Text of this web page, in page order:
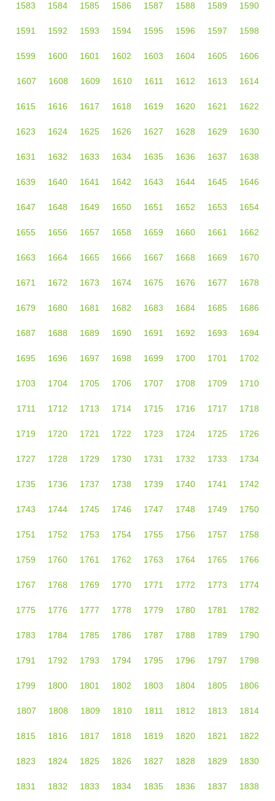
1583 1584 1585 1586 1587 1588 1589 1590
1591 1592 1593 1594 1595 1596 1597 1598
1599 1600 1601 1602 1603 1604 1605 1606
1607 1608 1609 1610 1611 1612 1613 1614
1615 1616 1617 1618 1619 1620 1621 1622
1623 1624 1625 1626 1627 1628 1629 1630
1631 1632 1633 1634 1635 1636 1637 1638
1639 1640 1641 1642 1643 1644 1645 1646
1647 1648 1649 1650 1651 1652 1653 1654
1655 1656 1657 1658 1659 1660 1661 1662
1663 1664 1665 1666 1667 1668 1669 1670
1671 1672 1673 1674 1675 1676 1677 1678
1679 1680 1681 1682 1683 1684 1685 1686
1687 1688 1689 1690 1691 1692 1693 1694
1695 1696 1697 1698 1699 1700 1701 1702
1703 1704 1705 1706 1707 1708 1709 1710
1711 1712 1713 1714 1715 1716 1717 1718
1719 1720 1721 1722 1723 1724 1725 1726
1727 1728 1729 1730 1731 1732 1733 1734
1735 1736 1737 1738 1739 1740 1741 1742
1743 1744 1745 1746 1747 1748 1749 1750
1751 1752 1753 1754 1755 1756 1757 1758
1759 1760 1761 1762 1763 1764 1765 1766
1767 1768 1769 1770 1771 1772 1773 1774
1775 1776 1777 1778 1779 1780 1781 1782
1783 1784 1785 1786 1787 1788 1789 1790
1791 1792 1793 1794 1795 1796 1797 1798
1799 1800 1801 1802 1803 1804 1805 1806
1807 1808 1809 1810 1811 1812 1813 1814
1815 1816 1817 1818 1819 1820 1821 1822
1823 1824 1825 1826 1827 1828 1829 1830
1831 1832 1833 1834 1835 1836 1837 1838